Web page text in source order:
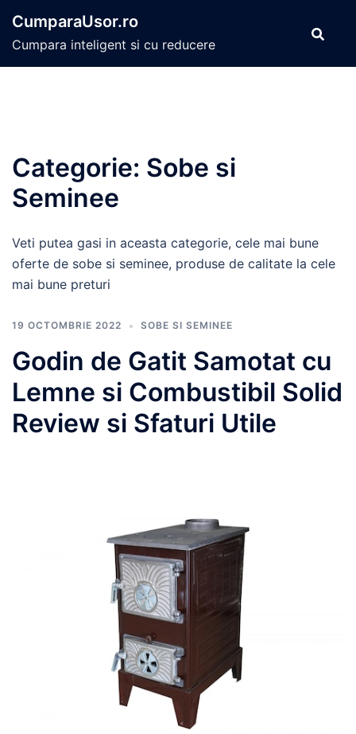
conținut
CumparaUsor.ro
Cumpara inteligent si cu reducere
Categorie: Sobe si
Seminee
Veti putea gasi in aceasta categorie, cele mai bune
oferte de sobe si seminee, produse de calitate la cele
mai bune preturi
19 OCTOMBRIE 2022 SOBE SI SEMINEE
Godin de Gatit Samotat cu
Lemne si Combustibil Solid
Review si Sfaturi Utile